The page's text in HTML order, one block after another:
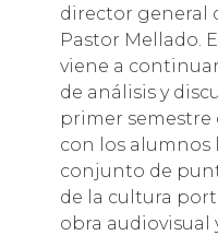
director general
Pastor Mellado.
viene a
de análisis y
primer
con los alumnos
conjunto de
de la cultura
obra audiovisual